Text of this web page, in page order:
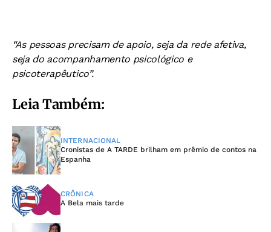
“As pessoas precisam de apoio, seja da rede afetiva,
seja do acompanhamento psicológico e
psicoterapêutico”.
Leia Também:
INTERNACIONAL
Cronistas de A TARDE brilham em prêmio de contos na
Espanha
CRÔNICA
A Bela mais tarde